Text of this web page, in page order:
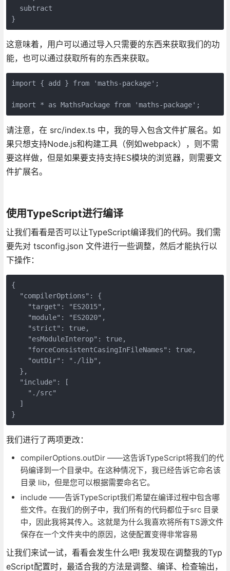
  subtract
}
这意味着，用户可以通过导入只需要的东西来获取我们的功
能，也可以通过获取所有的东西来获取。
import { add } from 'maths-package';
import * as MathsPackage from 'maths-package';
请注意，在 src/index.ts 中，我的导入包含文件扩展名。如
果只想支持Node.js和构建工具（例如webpack），则不需
要这样做，但是如果要支持支持ES模块的浏览器，则需要文
件扩展名。
使用TypeScript进行编译
让我们看看是否可以让TypeScript编译我们的代码。我们需
要先对 tsconfig.json 文件进行一些调整，然后才能执行以
下操作：
{
  "compilerOptions": {
    "target": "ES2015",
    "module": "ES2020",
    "strict": true,
    "esModuleInterop": true,
    "forceConsistentCasingInFileNames": true,
    "outDir": "./lib",
  },
  "include": [
    "./src"
  ]
}
我们进行了两项更改：
compilerOptions.outDir ——这告诉TypeScript将我们的代
码编译到一个目录中。在这种情况下，我已经告诉它命名该
目录 lib，但是您可以根据需要命名它。
include ——告诉TypeScript我们希望在编译过程中包含哪
些文件。在我们的例子中，我们所有的代码都位于src 目录
中，因此我将其传入。这就是为什么我喜欢将所有TS源文件
保存在一个文件夹中的原因，这使配置变得非常容易
让我们来试一试，看看会发生什么吧! 我发现在调整我的Typ
eScript配置时，最适合我的方法是调整、编译、检查输出，